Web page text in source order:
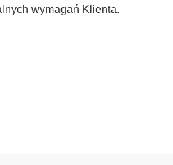
wymagań Klienta.